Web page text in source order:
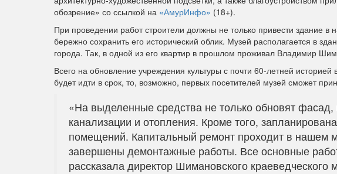
обозрение» со ссылкой на «АмурИнфо» (18+).
При проведении работ строители должны не только привести здание
бережно сохранить его исторический облик. Музей располагается в
города. Так, в одной из его квартир в прошлом проживал Владимир
Всего на обновление учреждения культуры с почти 60-летней
будет идти в срок, то, возможно, первых посетителей музей сможет
«На выделенные средства не только обновят
канализации и отопления. Кроме того,
помещений. Капитальный ремонт проходит в нашем
завершены демонтажные работы. Все основные
рассказала директор Шимановского